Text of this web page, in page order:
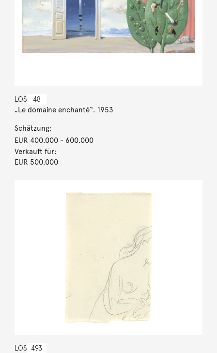
LOS 48
„Le domaine enchanté“. 1953
Schätzung:
EUR 400.000- 600.000
Verkauft für:
EUR 500.000
LOS 493